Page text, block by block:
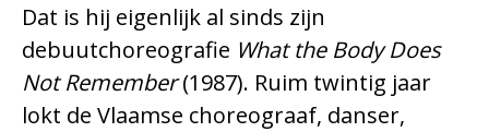
Dat is hij eigenlijk al sinds zijn
debuutchoreografie What the Body Does
Not Remember(1987). Ruim twintig jaar
lokt de Vlaamse choreograaf, danser,